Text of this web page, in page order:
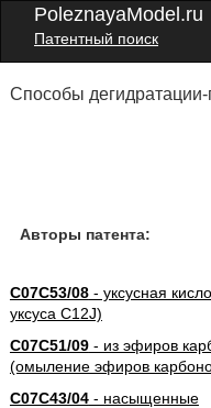
PoleznayaModel.ru
Патентный поиск
Способы дегидратации-
Авторы патента:
C07C53/08- уксусная
уксуса C12J)
C07C51/09- из эфиров
(омыление эфиров
C07C43/04- насыщенные